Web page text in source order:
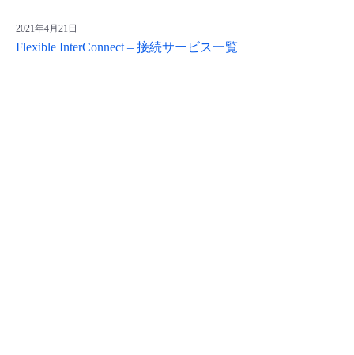
2021年4月21日
Flexible InterConnect – 接続サービス一覧